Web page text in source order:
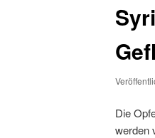
Die
werden